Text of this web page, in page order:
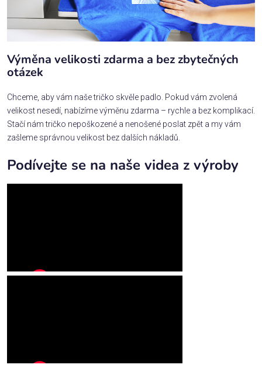
Výměna velikosti zdarma a bez zbytečných
otázek
Chceme, aby vám naše tričko skvěle padlo. Pokud vám zvolená
velikost nesedí, nabízíme výměnu zdarma – rychle a bez komplikací.
Stačí nám tričko nepoškozené a nenošené poslat zpět a my vám
zašleme správnou velikost bez dalších nákladů.
Podívejte se na naše videa z výroby